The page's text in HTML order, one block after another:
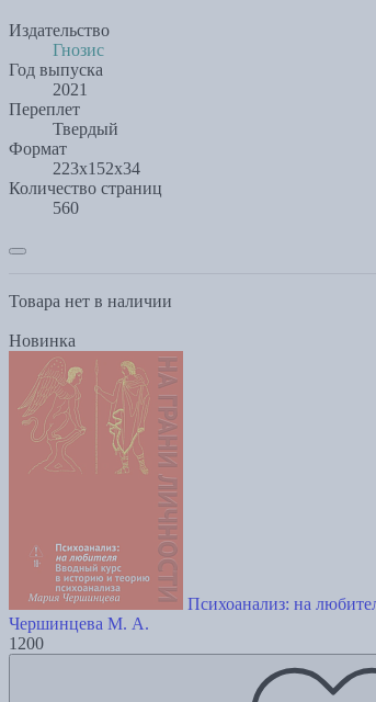
Издательство
Гнозис
Год выпуска
2021
Переплет
Твердый
Формат
223x152x34
Количество страниц
560
Товара нет в наличии
Новинка
Психоанализ: на
Чершинцева М. А.
1200